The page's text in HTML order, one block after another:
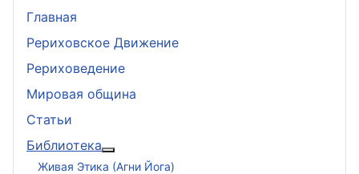
Главная
Рериховское Движение
Рериховедение
Мировая община
Статьи
Библиотека
Подробнее: Библиотека
Живая Этика (Агни Йога)